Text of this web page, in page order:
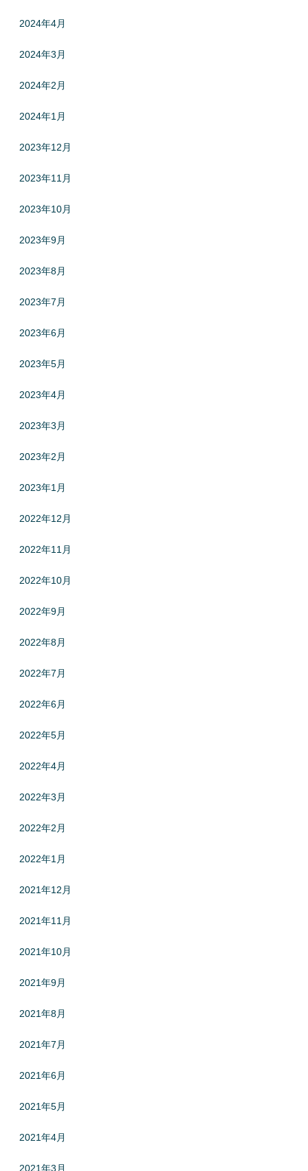
2024年4月
2024年3月
2024年2月
2024年1月
2023年12月
2023年11月
2023年10月
2023年9月
2023年8月
2023年7月
2023年6月
2023年5月
2023年4月
2023年3月
2023年2月
2023年1月
2022年12月
2022年11月
2022年10月
2022年9月
2022年8月
2022年7月
2022年6月
2022年5月
2022年4月
2022年3月
2022年2月
2022年1月
2021年12月
2021年11月
2021年10月
2021年9月
2021年8月
2021年7月
2021年6月
2021年5月
2021年4月
2021年3月